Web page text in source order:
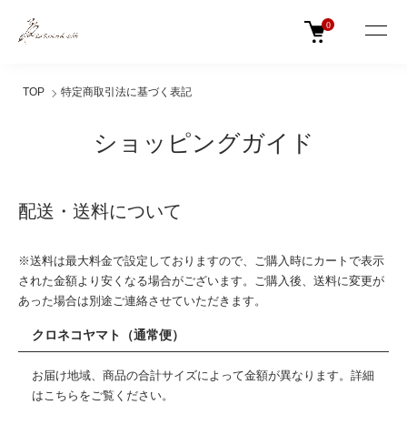
0
TOP 特定商取引法に基づく表記
ショッピングガイド
配送・送料について
※送料は最大料金で設定しておりますので、ご購入時にカートで表示
された金額より安くなる場合がございます。ご購入後、送料に変更が
あった場合は別途ご連絡させていただきます。
クロネコヤマト（通常便）
お届け地域、商品の合計サイズによって金額が異なります。詳細
はこちら をご覧ください。